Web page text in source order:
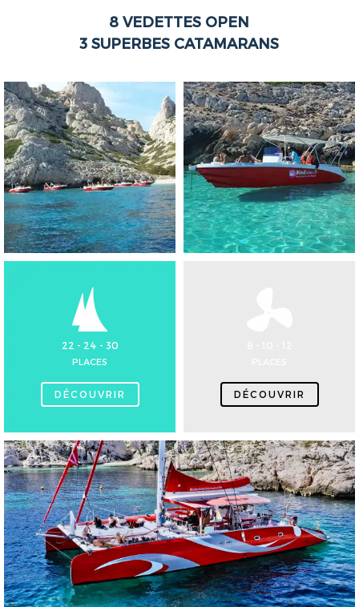
8VEDETTES OPEN
3 SUPERBES CATAMARANS
DÉCOUVRIR
22 - 24 - 30
PLACES
DÉCOUVRIR